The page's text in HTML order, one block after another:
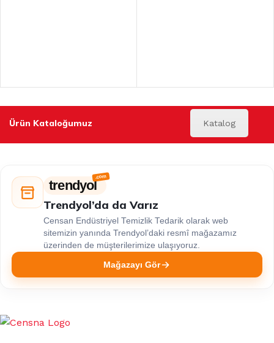
Ürün Kataloğumuz Katalog
trendyol
Trendyol’da da Varız
Censan Endüstriyel Temizlik Tedarik olarak web
sitemizin yanında Trendyol’daki resmî mağazamız
üzerinden de müşterilerimize ulaşıyoruz.
Mağazayı Gör